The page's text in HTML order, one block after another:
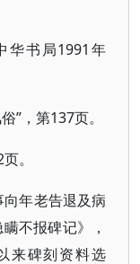
华书局1991年
”，第137页。
。
年老告退及病
不报碑记》，
来碑刻资料选